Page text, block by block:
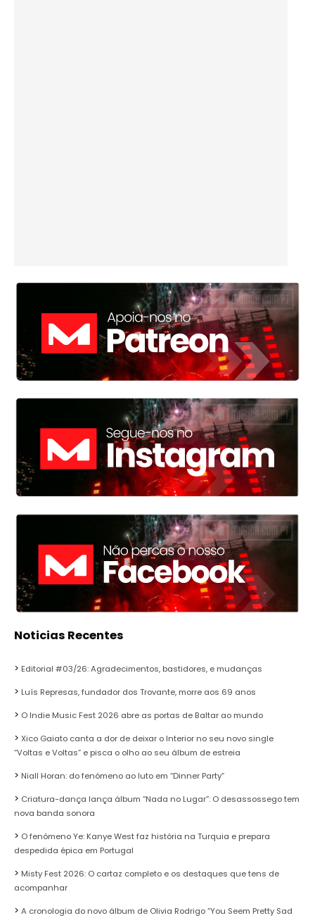
Noticias Recentes
Editorial #03/26: Agradecimentos, bastidores, e mudanças
Luís Represas, fundador dos Trovante, morre aos 69 anos
O Indie Music Fest 2026 abre as portas de Baltar ao mundo
Xico Gaiato canta a dor de deixar o Interior no seu novo single
“Voltas e Voltas” e pisca o olho ao seu álbum de estreia
Niall Horan: do fenómeno ao luto em “Dinner Party”
Criatura-dança lança álbum “Nada no Lugar”: O desassossego tem
nova banda sonora
O fenómeno Ye: Kanye West faz história na Turquia e prepara
despedida épica em Portugal
Misty Fest 2026: O cartaz completo e os destaques que tens de
acompanhar
A cronologia do novo álbum de Olivia Rodrigo “You Seem Pretty Sad